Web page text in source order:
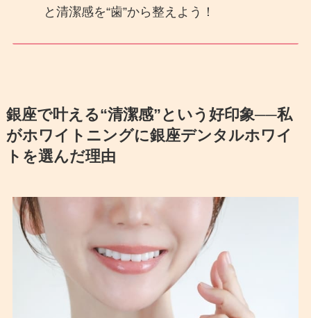
と清潔感を“歯”から整えよう！
銀座で叶える“清潔感”という好印象──私
がホワイトニングに銀座デンタルホワイ
トを選んだ理由